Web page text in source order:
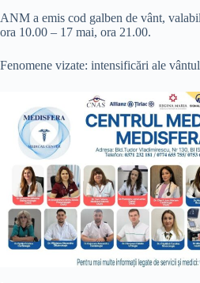
ANM a emis cod galben de vânt,
ora 10.00 – 17 mai, ora 21.00.
Fenomene vizate: intensificări ale